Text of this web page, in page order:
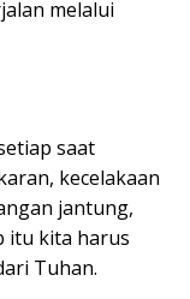
melalui
saat
kecelakaan
jantung,
itu kita harus
Tuhan.